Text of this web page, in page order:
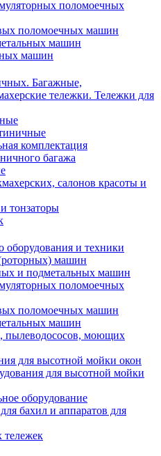
поломоечных
поломоечных машин
машин
машин
Багажные,
тележки. Тележки для
комплектация
багажа
салонов красоты и
тонзаторы
оборудования и техники
машин
и подметальных машин
поломоечных
поломоечных машин
машин
пылеводососов, моющих
для высотной мойки окон
для высотной мойки
оборудование
бахил и аппаратов для
тележек